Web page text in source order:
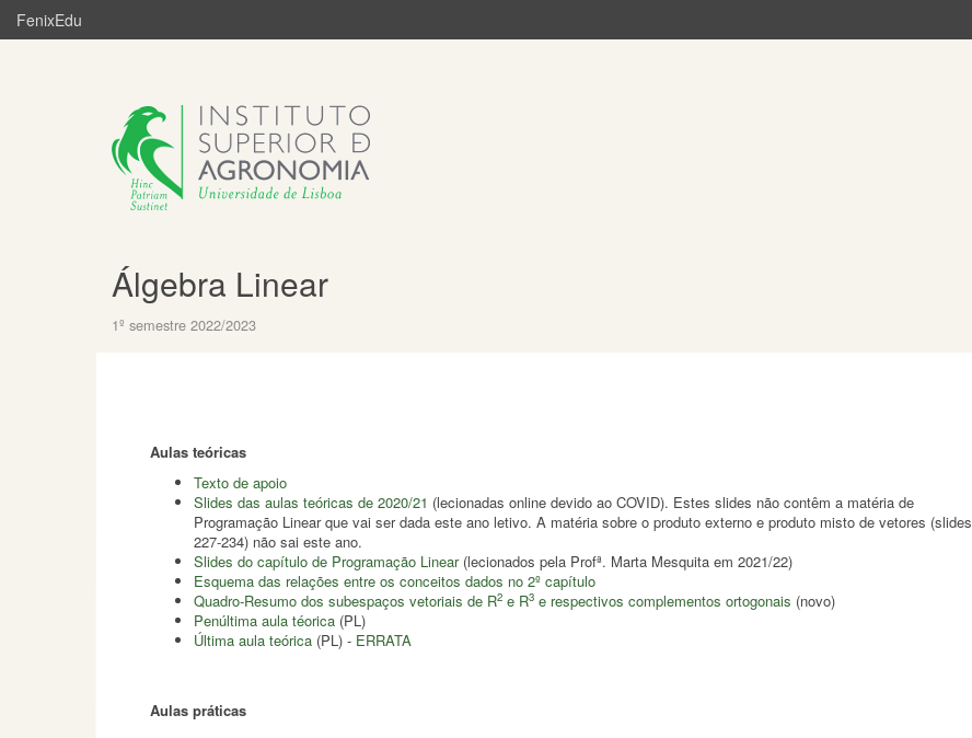
FenixEdu
Álgebra Linear
1º semestre 2022/2023
Aulas teóricas
Texto de apoio
Slides das aulas teóricas de 2020/21 (lecionadas online devido ao COVID). Estes slides não contêm a matéria de
Programação Linear que vai ser dada este ano letivo. A matéria sobre o produto externo e produto misto de vetores (slides
227-234) não sai este ano.
Slides do capítulo de Programação Linear(lecionados pela Profª. Marta Mesquita em 2021/22)
Esquema das relações entre os conceitos dados no 2º capítulo
Quadro-Resumo dos subespaços vetoriais de R2 e R3 e respectivos complementos ortogonais (novo)
Penúltima aula téorica (PL)
Última aula teórica (PL) - ERRATA
Aulas práticas